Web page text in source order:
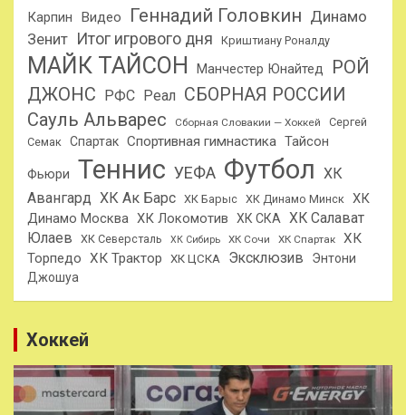
Карпин
Видео Геннадий Головкин Динамо
Зенит Итог игрового дня Криштиану Роналду
МАЙК ТАЙСОН Манчестер Юнайтед
РОЙ
ДЖОНС
РФС Реал СБОРНАЯ РОССИИ
Сауль Альварес Сборная Словакии — Хоккей
Сергей
Семак Спартак Спортивная гимнастика Тайсон
Фьюри Теннис УЕФА Футбол ХК
Авангард ХК Ак Барс ХК Барыс ХК Динамо Минск ХК
Динамо Москва ХК Локомотив ХК СКА ХК Салават
Юлаев
ХК Северсталь ХК Сибирь ХК Сочи ХК Спартак
ХК
Торпедо ХК Трактор ХК ЦСКА Эксклюзив
Энтони
Джошуа
Хоккей